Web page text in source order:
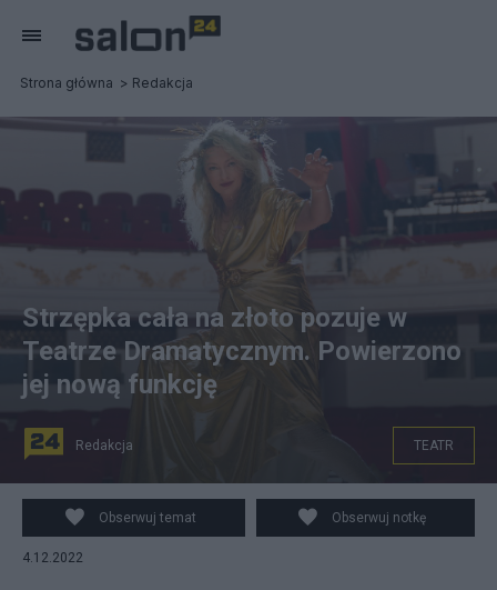
Strona główna Redakcja
Monika Strzępka w złotej sukni. Źródło: Instagram/Teatr
Dramatyczny
Strzępka cała na złoto pozuje w
Teatrze Dramatycznym. Powierzono
jej nową funkcję
Redakcja TEATR
Obserwuj temat Obserwuj notkę
4.12.2022